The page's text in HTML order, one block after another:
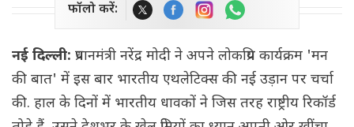
फॉलो करें:
नई दिल्ली: प्रधानमंत्री नरेंद्र मोदी ने अपने लोकप्रिय कार्यक्रम 'मन
की बात' में इस बार भारतीय एथलेटिक्स की नई उड़ान पर चर्चा
की. हाल के दिनों में भारतीय धावकों ने जिस तरह राष्ट्रीय रिकॉर्ड